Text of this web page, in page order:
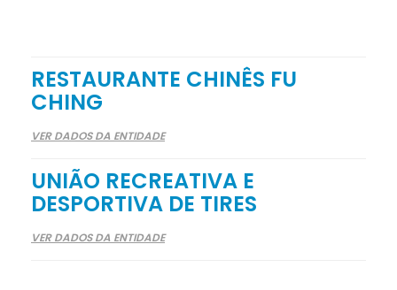
RESTAURANTE CHINÊS FU
CHING
VER DADOS DA ENTIDADE
UNIÃO RECREATIVA E
DESPORTIVA DE TIRES
VER DADOS DA ENTIDADE